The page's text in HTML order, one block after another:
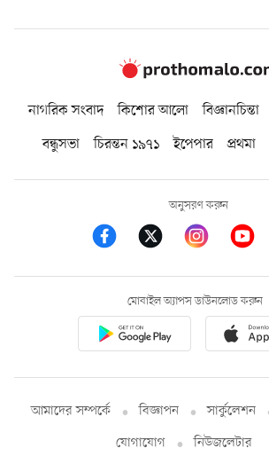
নাগরিক সংবাদ কিশোর আলো বিজ্ঞানচিন্তা
বন্ধুসভা
চিরন্তন ১৯৭১ ইপেপার প্রথমা
অনুসরণ করুন
মোবাইল অ্যাপস ডাউনলোড করুন
আমাদের সম্পর্কে বিজ্ঞাপন সার্কুলেশন
যোগাযোগ
নিউজলেটার